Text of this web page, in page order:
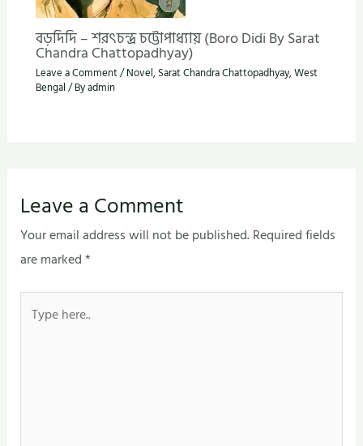
বড়দিদি – শরৎচন্দ্র চট্টোপাধ্যায় (Boro Didi By Sarat
Chandra Chattopadhyay)
Leave a Comment/Novel, Sarat Chandra Chattopadhyay,West
Bengal / Byadmin
Leave a Comment
Your email address will not be published.Required fields
are marked*
here..